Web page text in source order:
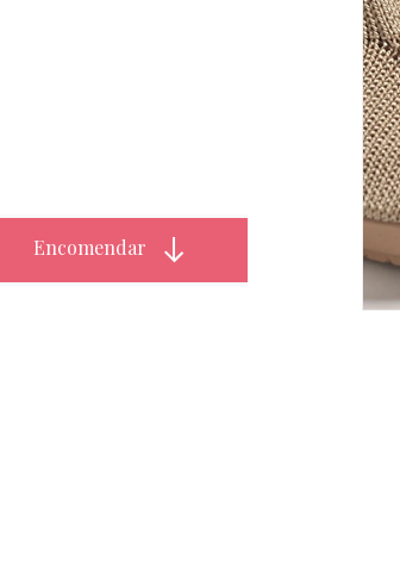
Encomendar